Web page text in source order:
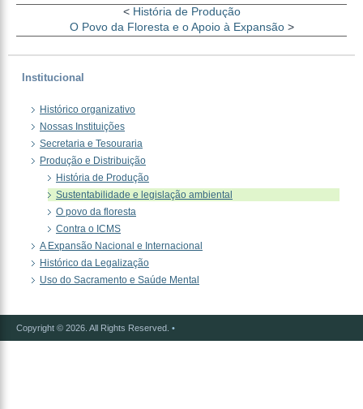
< História de Produção
O Povo da Floresta e o Apoio à Expansão>
Institucional
Histórico organizativo
Nossas Instituições
Secretaria e Tesouraria
Produção e Distribuição
História de Produção
Sustentabilidade e legislação ambiental
O povo da floresta
Contra o ICMS
A Expansão Nacional e Internacional
Histórico da Legalização
Uso do Sacramento e Saúde Mental
Copyright © 2026. All Rights Reserved. •